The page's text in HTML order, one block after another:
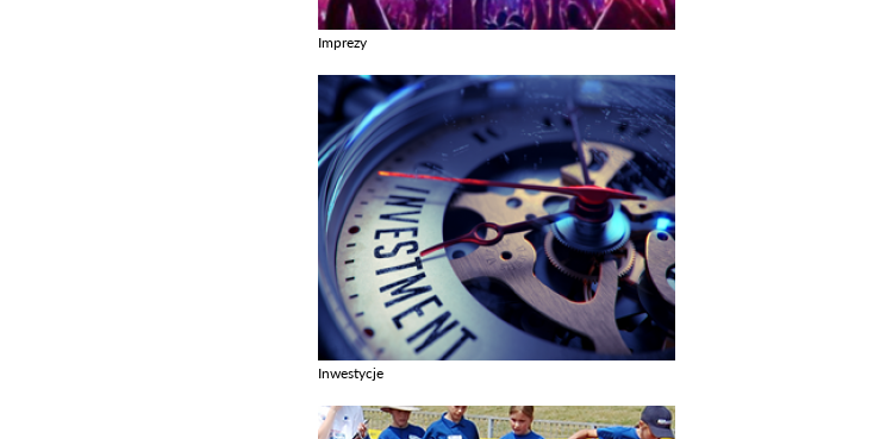
Imprezy
Inwestycje